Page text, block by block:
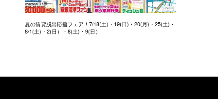
夏の賃貸脱出応援フェア！7/18(土)・19(日)・20(月)・25(土)・
8/1(土)・2(日）・8(土)・9(日）